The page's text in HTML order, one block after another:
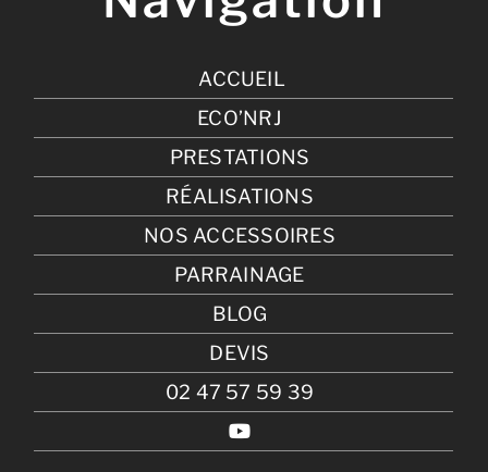
ACCUEIL
ECO’NRJ
PRESTATIONS
RÉALISATIONS
NOS ACCESSOIRES
PARRAINAGE
BLOG
DEVIS
02 47 57 59 39